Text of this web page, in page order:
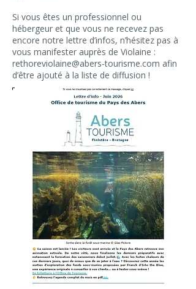
Si vous êtes un professionnel ou
hébergeur et que vous ne recevez pas
encore notre lettre d’infos, n’hésitez pas à
vous manifester auprès de Violaine :
rethoreviolaine@abers-tourisme.com afin
d’être ajouté à la liste de diffusion !